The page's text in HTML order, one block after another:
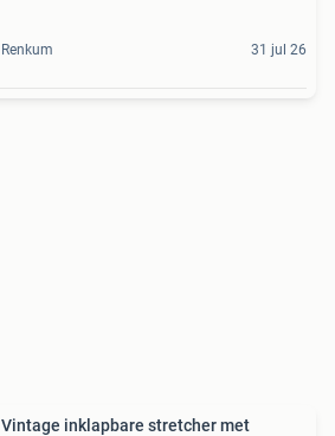
Renkum 31 jul 26
Vintage inklapbare stretcher met